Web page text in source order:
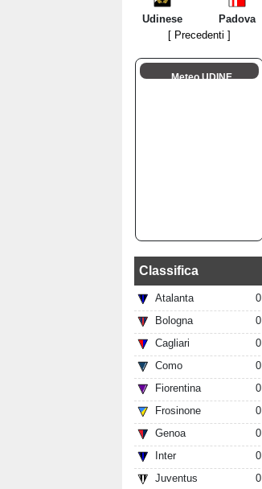
Udinese
Padova
[ Precedenti ]
Meteo UDINE
Classifica
Atalanta
0
Bologna
0
Cagliari
0
Como
0
Fiorentina
0
Frosinone
0
Genoa
0
Inter
0
Juventus
0